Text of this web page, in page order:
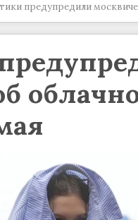
предупредили